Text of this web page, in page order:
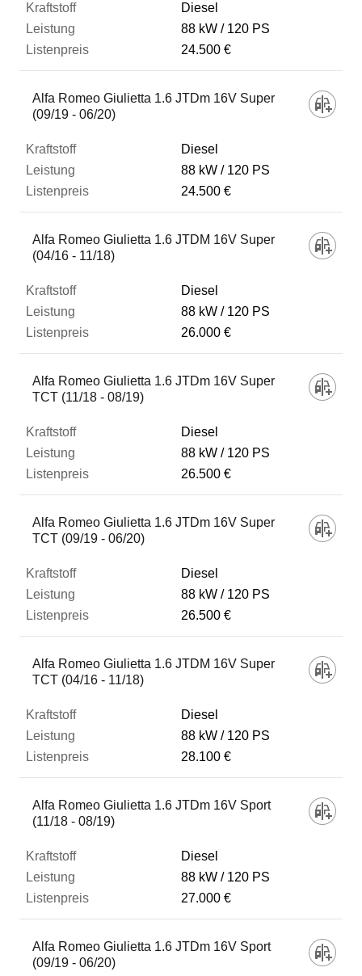
Diesel
88 kW
120 PS
24.500 €
Alfa Romeo Giulietta 1.6 JTDm 16V Super
(09/19 - 06/20)
Diesel
88 kW
120 PS
24.500 €
Alfa Romeo Giulietta 1.6 JTDM 16V Super
(04/16 - 11/18)
Diesel
88 kW
120 PS
26.000 €
Alfa Romeo Giulietta 1.6 JTDm 16V Super
TCT (11/18 - 08/19)
Diesel
88 kW
120 PS
26.500 €
Alfa Romeo Giulietta 1.6 JTDm 16V Super
TCT (09/19 - 06/20)
Diesel
88 kW
120 PS
26.500 €
Alfa Romeo Giulietta 1.6 JTDM 16V Super
TCT (04/16 - 11/18)
Diesel
88 kW
120 PS
28.100 €
Alfa Romeo Giulietta 1.6 JTDm 16V Sport
(11/18 - 08/19)
Diesel
88 kW
120 PS
27.000 €
Alfa Romeo Giulietta 1.6 JTDm 16V Sport
(09/19 - 06/20)